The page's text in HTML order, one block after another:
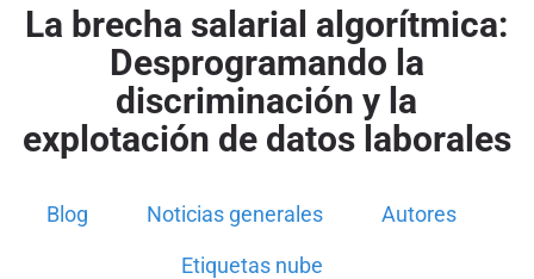
La brecha salarial algorítmica:
Desprogramando la
discriminación y la
explotación de datos laborales
Blog Noticias generales Autores
Etiquetas nube